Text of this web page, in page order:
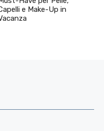
e Make-Up in